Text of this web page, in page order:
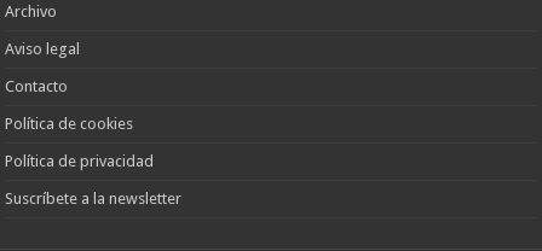
Archivo
Aviso legal
Contacto
Política de cookies
Política de privacidad
Suscríbete a la newsletter